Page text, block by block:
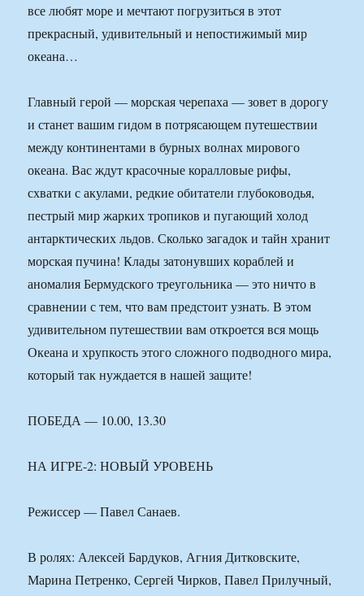
все любят море и мечтают погрузиться в этот
прекрасный, удивительный и непостижимый мир
океана…
Главный герой — морская черепаха — зовет в дорогу
и станет вашим гидом в потрясающем путешествии
между континентами в бурных волнах мирового
океана. Вас ждут красочные коралловые рифы,
схватки с акулами, редкие обитатели глубоководья,
пестрый мир жарких тропиков и пугающий холод
антарктических льдов. Сколько загадок и тайн хранит
морская пучина! Клады затонувших кораблей и
аномалия Бермудского треугольника — это ничто в
сравнении с тем, что вам предстоит узнать. В этом
удивительном путешествии вам откроется вся мощь
Океана и хрупкость этого сложного подводного мира,
который так нуждается в нашей защите!
ПОБЕДА — 10.00, 13.30
НА ИГРЕ-2: НОВЫЙ УРОВЕНЬ
Режиссер — Павел Санаев.
В ролях: Алексей Бардуков, Агния Дитковските,
Марина Петренко, Сергей Чирков, Павел Прилучный,